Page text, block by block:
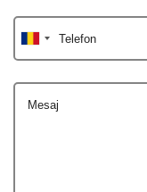
Telefon
Mesaj